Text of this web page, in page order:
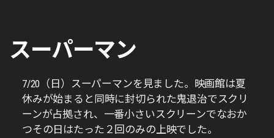
スーパーマン
7/20（日）スーパーマンを見ました。映画館は夏
休みが始まると同時に封切られた鬼退治でスクリ
ーンが占拠され、一番小さいスクリーンでなおか
つその日はたった２回のみの上映でした。